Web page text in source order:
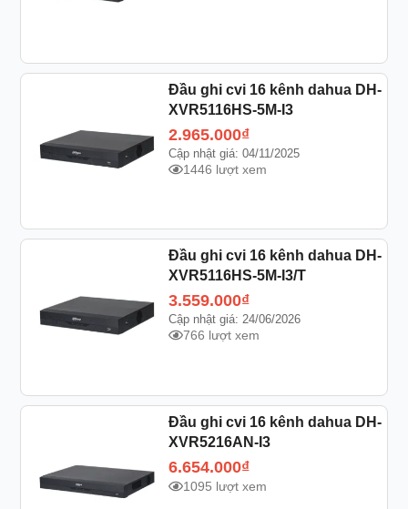
Đầu ghi cvi 16 kênh dahua DH-
XVR5116HS-5M-I3
2.965.000₫
Cập nhật giá: 04/11/2025
1446 lượt xem
Đầu ghi cvi 16 kênh dahua DH-
XVR5116HS-5M-I3/T
3.559.000₫
Cập nhật giá: 24/06/2026
766 lượt xem
Đầu ghi cvi 16 kênh dahua DH-
XVR5216AN-I3
6.654.000₫
1095 lượt xem